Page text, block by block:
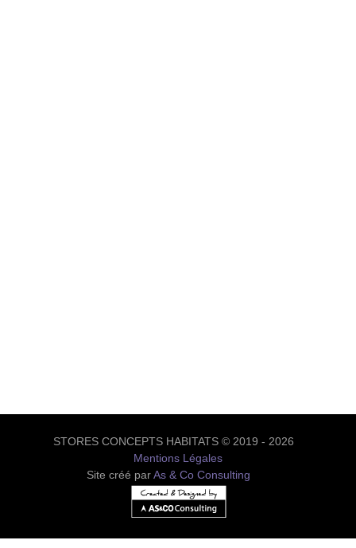
STORES CONCEPTS HABITATS © 2019 - 2026
Mentions Légales
Site créé parAs & Co Consulting